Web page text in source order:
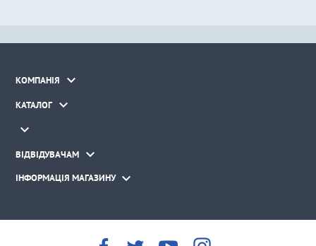
КОМПАНІЯ 
КАТАЛОГ 

ВІДВІДУВАЧАМ 
ІНФОРМАЦІЯ МАГАЗИНУ 